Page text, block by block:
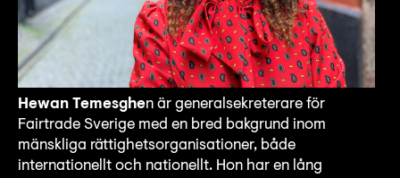
Hewan Temesghen är generalsekreterare för
Fairtrade Sverige med en bred bakgrund inom
mänskliga rättighetsorganisationer, både
internationellt och nationellt. Hon har en lång